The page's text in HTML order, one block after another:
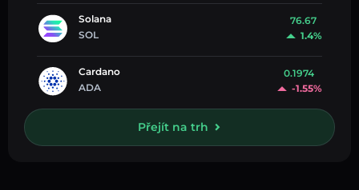
Solana
SOL
76.67
1.4%
Cardano
ADA
0.1974
-1.55%
Přejít na trh